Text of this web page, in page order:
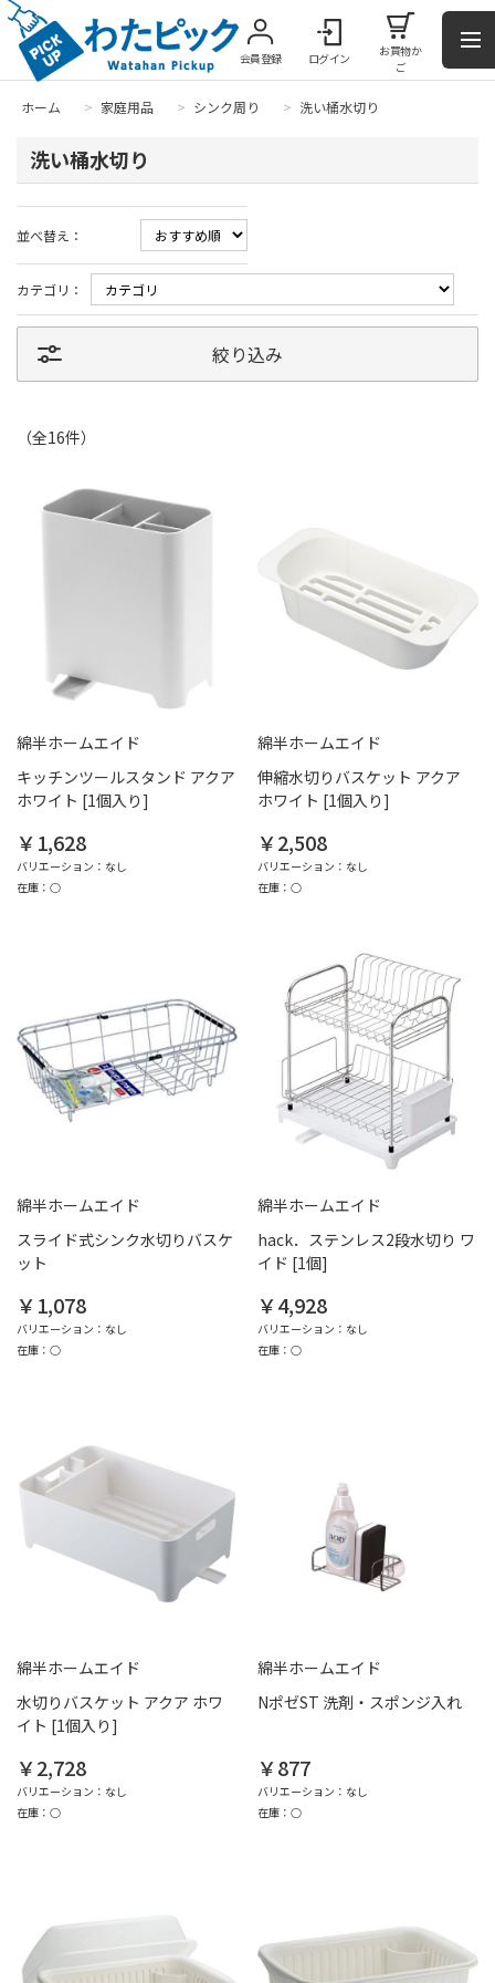
会員登録 ログイン
お買物か
ご
ホーム > 家庭用品 > シンク周り > 洗い桶水切り
洗い桶水切り
並べ替え：
カテゴリ：
絞り込み
（全16件）
綿半ホームエイド
キッチンツールスタンド アクア
ホワイト [1個入り]
￥1,628
バリエーション：なし
在庫：○
綿半ホームエイド
伸縮水切りバスケット アクア
ホワイト [1個入り]
￥2,508
バリエーション：なし
在庫：○
綿半ホームエイド
スライド式シンク水切りバスケ
ット
￥1,078
バリエーション：なし
在庫：○
綿半ホームエイド
hack．ステンレス2段水切り ワ
イド [1個]
￥4,928
バリエーション：なし
在庫：○
綿半ホームエイド
水切りバスケット アクア ホワ
イト [1個入り]
￥2,728
バリエーション：なし
在庫：○
綿半ホームエイド
NポゼST 洗剤・スポンジ入れ
￥877
バリエーション：なし
在庫：○